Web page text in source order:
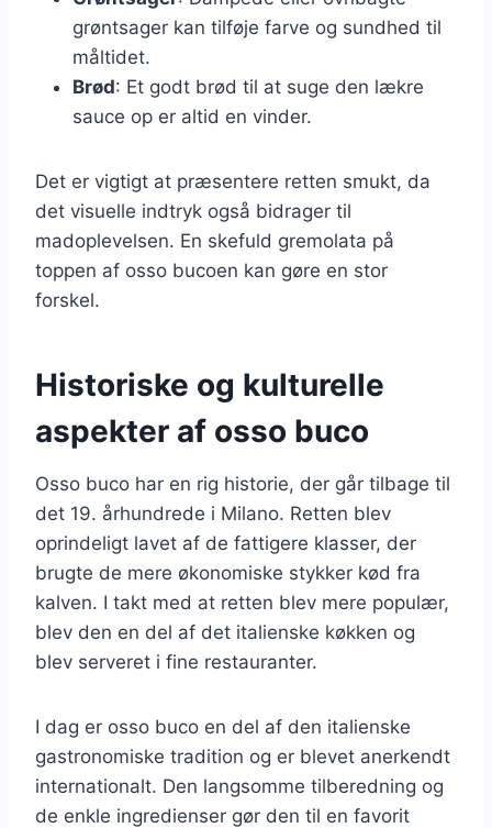
grøntsager kan tilføje farve og sundhed til
måltidet.
Brød: Et godt brød til at suge den lækre
sauce op er altid en vinder.
Det er vigtigt at præsentere retten smukt, da
det visuelle indtryk også bidrager til
madoplevelsen. En skefuld gremolata på
toppen af osso bucoen kan gøre en stor
forskel.
Historiske og kulturelle
aspekter af osso buco
Osso buco har en rig historie, der går tilbage til
det 19. århundrede i Milano. Retten blev
oprindeligt lavet af de fattigere klasser, der
brugte de mere økonomiske stykker kød fra
kalven. I takt med at retten blev mere populær,
blev den en del af det italienske køkken og
blev serveret i fine restauranter.
I dag er osso buco en del af den italienske
gastronomiske tradition og er blevet anerkendt
internationalt. Den langsomme tilberedning og
de enkle ingredienser gør den til en favorit